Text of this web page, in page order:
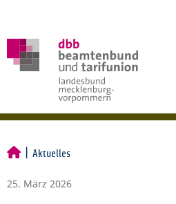
Aktuelles
25. März 2026